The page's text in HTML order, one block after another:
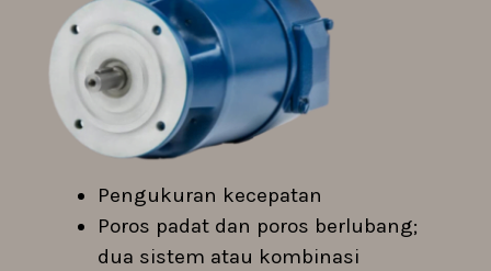
Pengukuran kecepatan
Poros padat dan poros berlubang;
dua sistem atau kombinasi